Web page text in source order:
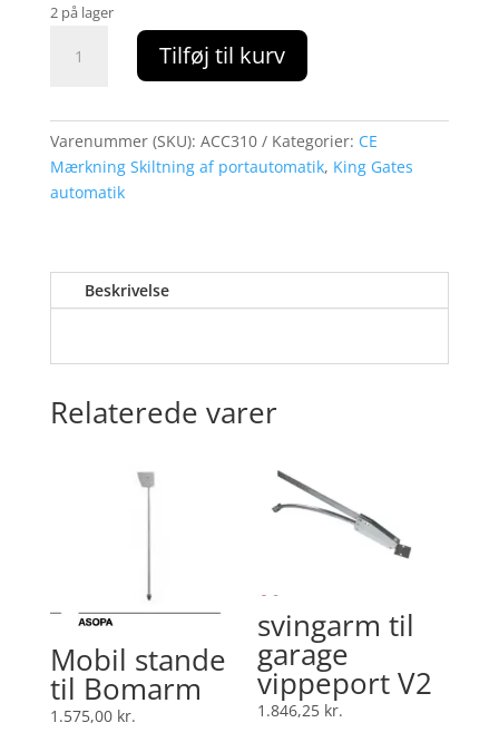
2 på lager
mærknings
King
gate
antal
Tilføj til kurv
Varenummer (SKU): ACC310 Kategorier: CE
Mærkning Skiltning af portautomatik, King Gates
automatik
Beskrivelse
Relaterede varer
Mobil stande
til Bomarm
1.575,00 kr.
svingarm til
garage
vippeport V2
1.846,25 kr.